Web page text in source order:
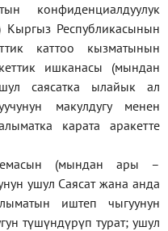
конфиденциалдуулук
Республикасынын
каттоо кызматынын
ишканасы (мындан
саясатка ылайык ал
макулдугу менен
карата аракетте
(мындан ары –
ушул Саясат жана анда
иштеп чыгуунун
түшүндүрүп турат; ушул